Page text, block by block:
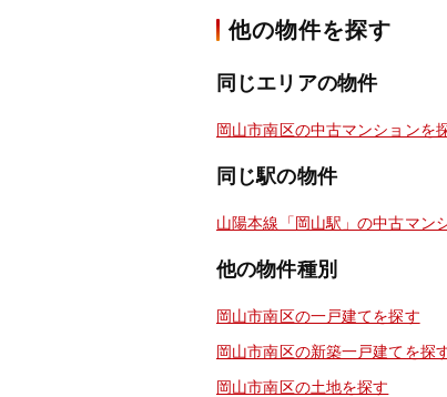
他の物件を探す
同じエリアの物件
岡山市南区の中古マンションを
同じ駅の物件
山陽本線「岡山駅」の中古マン
他の物件種別
岡山市南区の一戸建てを探す
岡山市南区の新築一戸建てを探
岡山市南区の土地を探す